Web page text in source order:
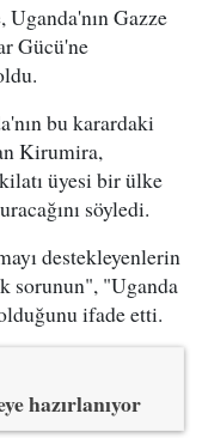
Uganda'nın Gazze
Gücü'ne
bu karardaki
Kirumira,
üyesi bir ülke
söyledi.
destekleyenlerin
sorunun", "Uganda
ifade etti.
hazırlanıyor